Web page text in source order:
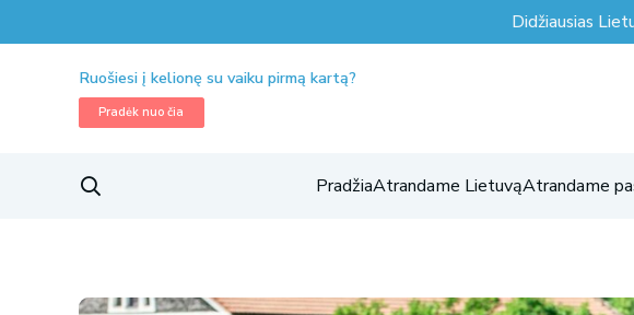
Didžiausias
Ruošiesi į kelionę su vaiku pirmą kartą?
Pradėk nuo čia
PradžiaAtrandame LietuvąAtrandame